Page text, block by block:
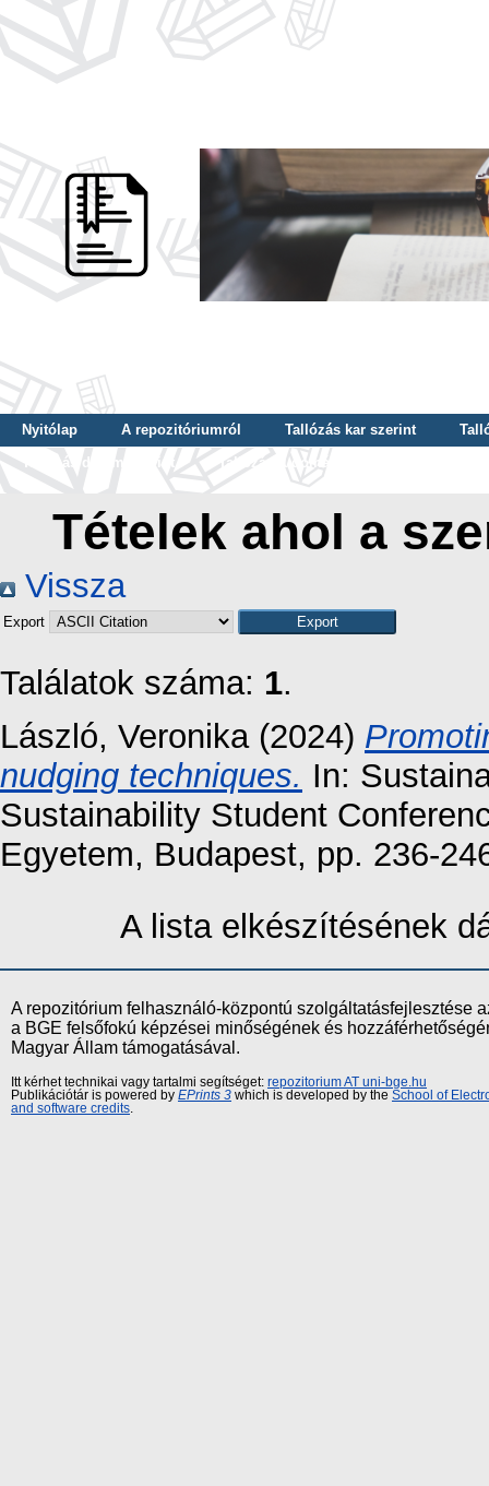
Nyitólap A repozitóriumról Tallózás kar szerint
Tallózás dátum szerint
Tallózás tudományterület szerint
Tételek ahol a
Vissza
Export
Találatok száma: 1.
László, Veronika(2024)
nudging techniques. In:
Sustainability Student
Egyetem, Budapest, pp. 236-
A lista elkészítésének
A repozitórium felhasználó-központú szolgáltatásfejlesztése
a BGE felsőfokú képzései minőségének és
Magyar Állam támogatásával.
Itt kérhet technikai vagy tartalmi segítséget: repozitorium AT uni-bge.hu
Publikációtár is powered by EPrints 3 which is developed by the School of
and software credits